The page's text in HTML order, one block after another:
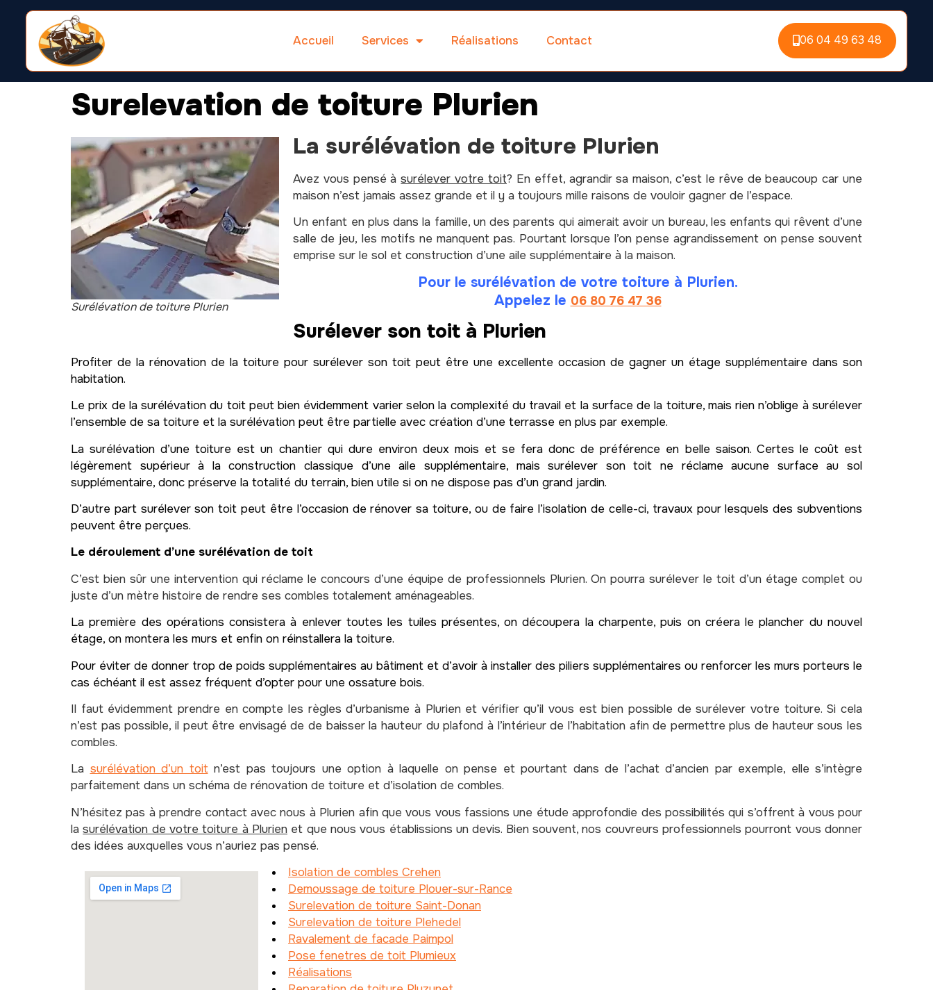
Accueil Services Réalisations Contact 06 04 49 63 48
Surelevation de toiture Plurien
Surélévation de toiture Plurien
La surélévation de toiture Plurien
Avez vous pensé àsurélever votre toit? En effet, agrandir sa maison, c’est le rêve de beaucoup car une
maison n’est jamais assez grande et il y a toujours mille raisons de vouloir gagner de l’espace.
Un enfant en plus dans la famille, un des parents qui aimerait avoir un bureau, les enfants qui rêvent d’une
salle de jeu, les motifs ne manquent pas. Pourtant lorsque l’on pense agrandissement on pense souvent
emprise sur le sol et construction d’une aile supplémentaire à la maison.
Pour le surélévation de votre toiture à Plurien.
Appelez le 06 80 76 47 36
Surélever son toit à Plurien
Profiter de la rénovation de la toiture pour surélever son toit peut être une excellente occasion de gagner un étage supplémentaire dans son
habitation.
Le prix de la surélévation du toit peut bien évidemment varier selon la complexité du travail et la surface de la toiture, mais rien n’oblige à surélever
l’ensemble de sa toiture et la surélévation peut être partielle avec création d’une terrasse en plus par exemple.
La surélévation d’une toiture est un chantier qui dure environ deux mois et se fera donc de préférence en belle saison. Certes le coût est
légèrement supérieur à la construction classique d’une aile supplémentaire, mais surélever son toit ne réclame aucune surface au sol
supplémentaire, donc préserve la totalité du terrain, bien utile si on ne dispose pas d’un grand jardin.
D’autre part surélever son toit peut être l’occasion de rénover sa toiture, ou de faire l’isolation de celle-ci, travaux pour lesquels des subventions
peuvent être perçues.
Le déroulement d’une surélévation de toit
C’est bien sûr une intervention qui réclame le concours d’une équipe de professionnels Plurien. On pourra surélever le toit d’un étage complet ou
juste d’un mètre histoire de rendre ses combles totalement aménageables.
La première des opérations consistera à enlever toutes les tuiles présentes, on découpera la charpente, puis on créera le plancher du nouvel
étage, on montera les murs et enfin on réinstallera la toiture.
Pour éviter de donner trop de poids supplémentaires au bâtiment et d’avoir à installer des piliers supplémentaires ou renforcer les murs porteurs le
cas échéant il est assez fréquent d’opter pour une ossature bois.
Il faut évidemment prendre en compte les règles d’urbanisme à Plurien et vérifier qu’il vous est bien possible de surélever votre toiture. Si cela
n’est pas possible, il peut être envisagé de de baisser la hauteur du plafond à l’intérieur de l’habitation afin de permettre plus de hauteur sous les
combles.
La surélévation d’un toitn’est pas toujours une option à laquelle on pense et pourtant dans de l’achat d’ancien par exemple, elle s’intègre
parfaitement dans un schéma de rénovation de toiture et d’isolation de combles.
N’hésitez pas à prendre contact avec nous à Plurien afin que vous vous fassions une étude approfondie des possibilités qui s’offrent à vous pour
lasurélévation de votre toiture à Plurien et que nous vous établissions un devis. Bien souvent, nos couvreurs professionnels pourront vous donner
des idées auxquelles vous n’auriez pas pensé.
Isolation de combles Crehen
Demoussage de toiture Plouer-sur-Rance
Surelevation de toiture Saint-Donan
Surelevation de toiture Plehedel
Ravalement de facade Paimpol
Pose fenetres de toit Plumieux
Réalisations